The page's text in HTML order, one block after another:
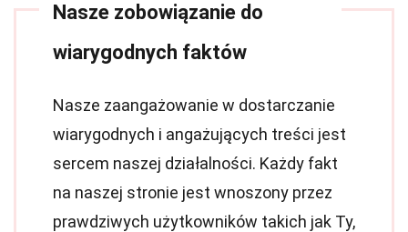
Nasze zobowiązanie do
wiarygodnych faktów
Nasze zaangażowanie w dostarczanie
wiarygodnych i angażujących treści jest
sercem naszej działalności. Każdy fakt
na naszej stronie jest wnoszony przez
prawdziwych użytkowników takich jak Ty,